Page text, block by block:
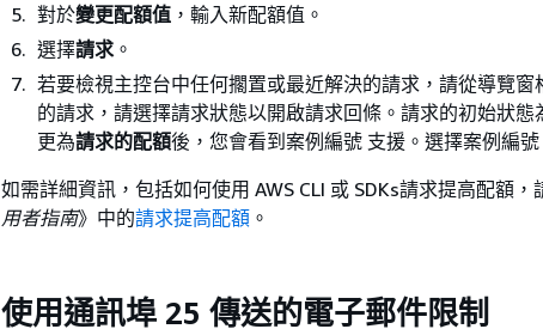
對於變更配額值 ，輸入新配額值。
選擇請求。
若要檢視主控台中任何擱置或最近解決的請求，請從導覽窗
的請求，請選擇請求狀態以開啟請求回條。請求的初始狀態
更為請求的配額後，您會看到案例編號 支援。選擇案例編
如需詳細資訊，包括如何使用 AWS CLI 或 SDKs請求提高配額，
用者指南》中的請求提高配額 。
使用通訊埠 25 傳送的電子郵件限制